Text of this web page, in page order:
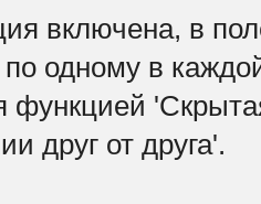
включена, в
одному в
функцией
друг от друга'.